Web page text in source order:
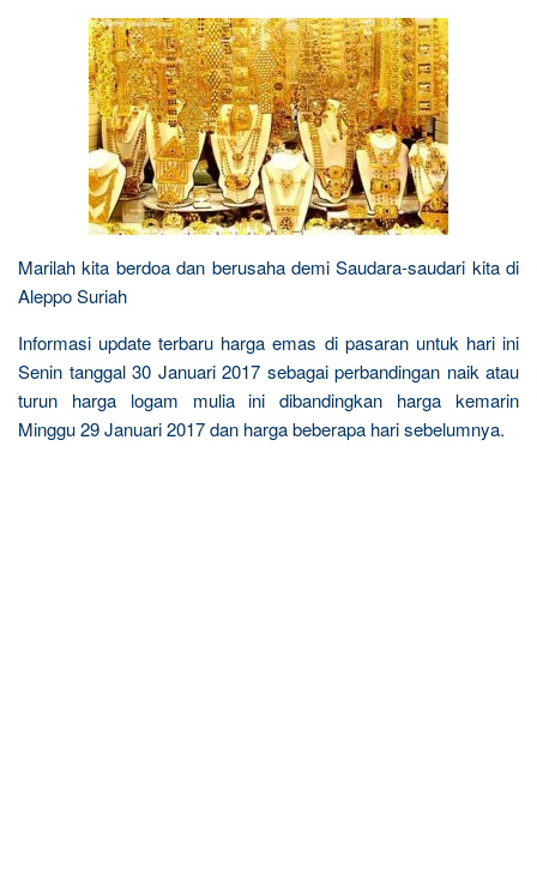
Marilah kita berdoa dan berusaha demi Saudara-saudari kita di
Aleppo Suriah
Informasi update terbaru harga emas di pasaran untuk hari ini
Senin tanggal 30 Januari 2017 sebagai perbandingan naik atau
turun harga logam mulia ini dibandingkan harga kemarin
Minggu 29 Januari 2017 dan harga beberapa hari sebelumnya.